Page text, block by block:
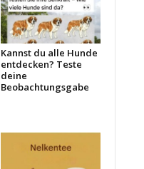
Kannst du alle Hunde
entdecken? Teste
deine
Beobachtungsgabe